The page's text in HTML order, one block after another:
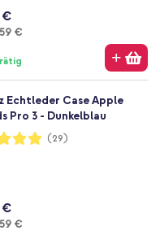
€
€
Echtleder Case Apple
Pro 3 - Dunkelblau
(29)
€
€